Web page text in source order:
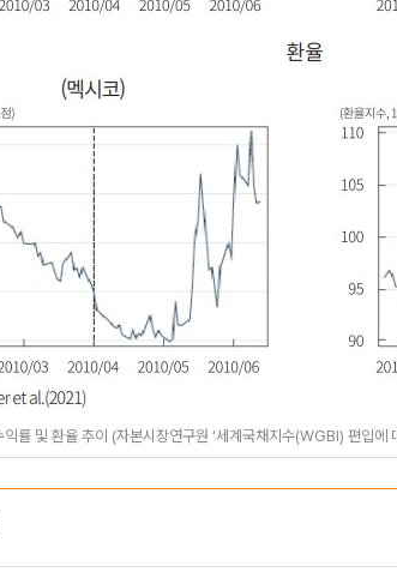
률 및 환율 추이 (자본시장연구원 ‘세계국채지수(WGBI) 편입에